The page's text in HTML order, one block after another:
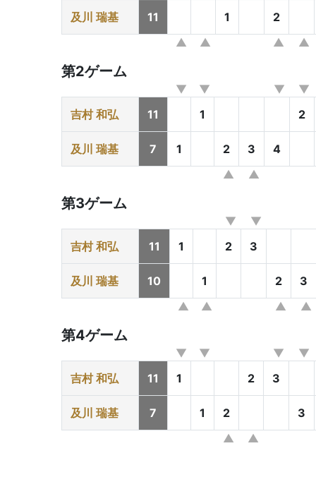
及川 瑞基 11 1 2
第2ゲーム
吉村 和弘 11 1 2
及川 瑞基 7 1 2 3 4
第3ゲーム
吉村 和弘 11 1 2 3
及川 瑞基 10 1 2 3
第4ゲーム
吉村 和弘 11 1 2 3
及川 瑞基 7 1 2 3